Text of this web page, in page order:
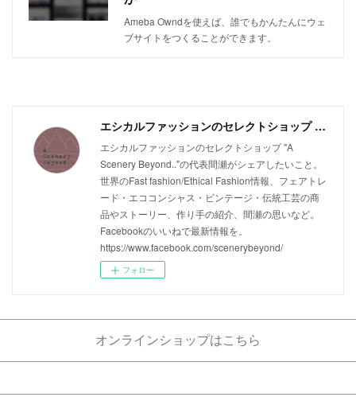
Ameba Owndを使えば、誰でもかんたんにウェ
ブサイトをつくることができます。
エシカルファッションのセレクトショップ A Scenery Beyond...のエシカルマガジン
エシカルファッションのセレクトショップ "A
Scenery Beyond.."の代表間瀬がシェアしたいこと。
世界のFast fashion/Ethical Fashion情報、フェアトレ
ード・エココンシャス・ビンテージ・伝統工芸の商
品やストーリー、作り手の紹介、間瀬の思いなど。
Facebookのいいねで最新情報を。
https://www.facebook.com/scenerybeyond/
フォロー
オンラインショップはこちら